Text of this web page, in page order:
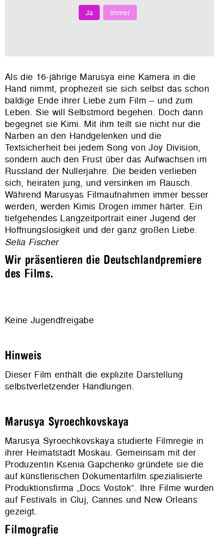
Ja
Immer
Als die 16-jährige Marusya eine Kamera in die
Hand nimmt, prophezeit sie sich selbst das schon
baldige Ende ihrer Liebe zum Film – und zum
Leben. Sie will Selbstmord begehen. Doch dann
begegnet sie Kimi. Mit ihm teilt sie nicht nur die
Narben an den Handgelenken und die
Textsicherheit bei jedem Song von Joy Division,
sondern auch den Frust über das Aufwachsen im
Russland der Nullerjahre. Die beiden verlieben
sich, heiraten jung, und versinken im Rausch.
Während Marusyas Filmaufnahmen immer besser
werden, werden Kimis Drogen immer härter. Ein
tiefgehendes Langzeitportrait einer Jugend der
Hoffnungslosigkeit und der ganz großen Liebe.
Selia Fischer
Wir präsentieren die Deutschlandpremiere
des Films.
Keine Jugendfreigabe
Hinweis
Dieser Film enthält die explizite Darstellung
selbstverletzender Handlungen.
Marusya Syroechkovskaya
Marusya Syroechkovskaya studierte Filmregie in
ihrer Heimatstadt Moskau. Gemeinsam mit der
Produzentin Ksenia Gapchenko gründete sie die
auf künstlerischen Dokumentarfilm spezialisierte
Produktionsfirma „Docs Vostok”. Ihre Filme wurden
auf Festivals in Cluj, Cannes und New Orleans
gezeigt.
Filmografie